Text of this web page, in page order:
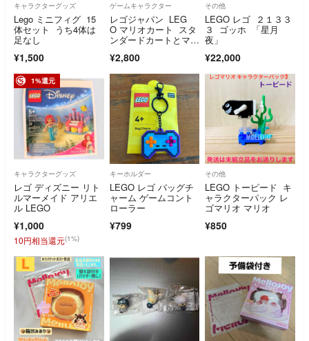
キャラクターグッズ
Lego ミニフィグ 15
体セット うち4体は
足なし
¥1,500
ゲームキャラクター
レゴジャパン LEG
O マリオカート スタ
ンダードカートとマリ
¥2,800
その他
LEGO レゴ ２１３３
３ ゴッホ 「星月
夜」
¥22,000
1%還元
キャラクターグッズ
レゴ ディズニー リト
ルマーメイド アリエ
ル LEGO
¥1,000
10円相当還元(1%)
キーホルダー
LEGO レゴ バッグチ
ャーム ゲームコント
ローラー
¥799
その他
LEGO トーピード キ
ャラクターパック レ
ゴマリオ マリオ
¥850